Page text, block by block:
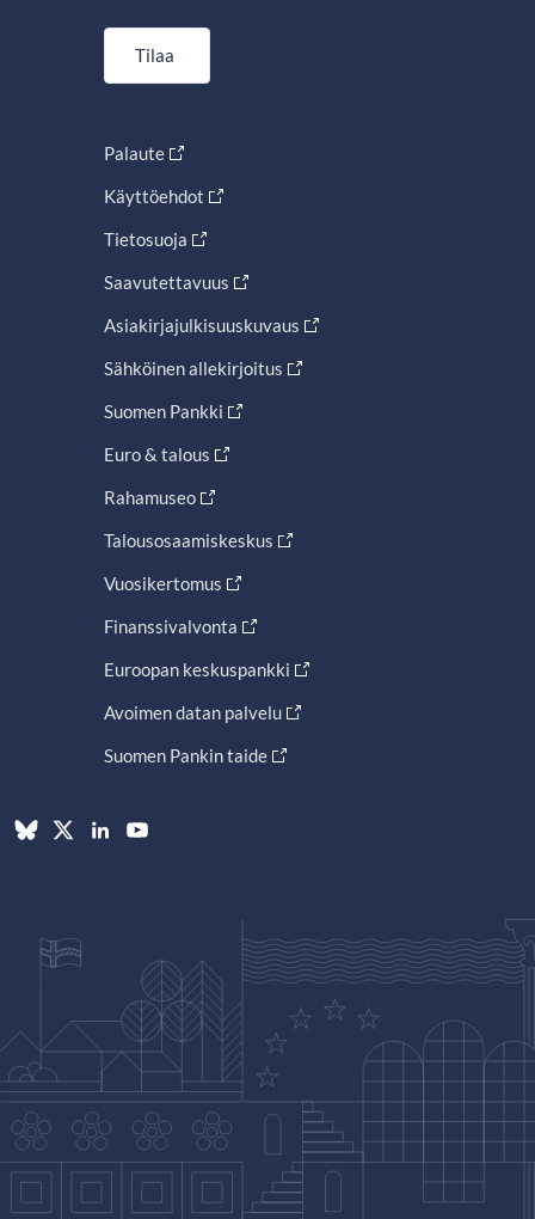
Tilaa
Palaute
Käyttöehdot
Tietosuoja
Saavutettavuus
Asiakirjajulkisuuskuvaus
Sähköinen allekirjoitus
Suomen Pankki
Euro & talous
Rahamuseo
Talousosaamiskeskus
Vuosikertomus
Finanssivalvonta
Euroopan keskuspankki
Avoimen datan palvelu
Suomen Pankin taide